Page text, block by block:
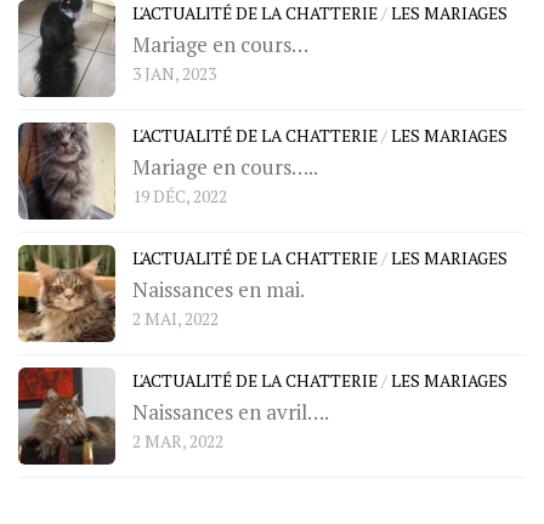
L'ACTUALITÉ DE LA CHATTERIE/LES MARIAGES
Mariage en cours…
3 JAN, 2023
L'ACTUALITÉ DE LA CHATTERIE/LES MARIAGES
Mariage en cours…..
19 DÉC, 2022
L'ACTUALITÉ DE LA CHATTERIE/LES MARIAGES
Naissances en mai.
2 MAI, 2022
L'ACTUALITÉ DE LA CHATTERIE/LES MARIAGES
Naissances en avril….
2 MAR, 2022